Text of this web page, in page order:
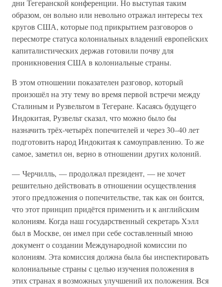
дни Тегеранской конференции. Но выступая таким
образом, он вольно или невольно отражал интересы тех
кругов США, которые под прикрытием разговоров о
пересмотре статуса колониальных владений европейских
капиталистических держав готовили почву для
проникновения США в колониальные страны.
В этом отношении показателен разговор, который
произошёл на эту тему во время первой встречи между
Сталиным и Рузвельтом в Тегеране. Касаясь будущего
Индокитая, Рузвельт сказал, что можно было бы
назначить трёх-четырёх попечителей и через 30–40 лет
подготовить народ Индокитая к самоуправлению. То же
самое, заметил он, верно в отношении других колоний.
— Черчилль, — продолжал президент, — не хочет
решительно действовать в отношении осуществления
этого предложения о попечительстве, так как он боится,
что этот принцип придётся применить и к английским
колониям. Когда наш государственный секретарь Хэлл
был в Москве, он имел при себе составленный мною
документ о создании Международной комиссии по
колониям. Эта комиссия должна была бы инспектировать
колониальные страны с целью изучения положения в
этих странах я возможных улучшений их положения. Вся